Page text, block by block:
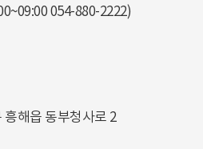
054-880-2222)
흥해읍 동부청사로 2